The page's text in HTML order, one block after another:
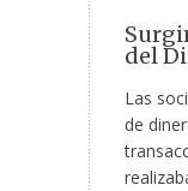
del
Las
de